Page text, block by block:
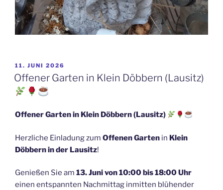
VERÖFFENTLICHT
AM
11. JUNI 2026
Offener Garten in Klein Döbbern (Lausitz)
Offener Garten in Klein Döbbern (Lausitz)
Herzliche Einladung zum Offenen Garten in Klein
Döbbern in der Lausitz!
Genießen Sie am 13. Juni von 10:00 bis 18:00 Uhr
einen entspannten Nachmittag inmitten blühender